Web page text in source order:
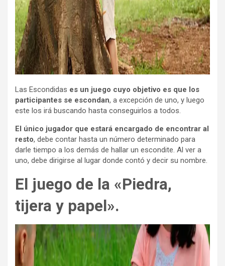
Las Escondidas es un juego cuyo objetivo es que los
participantes se escondan, a excepción de uno, y luego
este los irá buscando hasta conseguirlos a todos.
El único jugador que estará encargado de encontrar al
resto, debe contar hasta un número determinado para
darle tiempo a los demás de hallar un escondite. Al ver a
uno, debe dirigirse al lugar donde contó y decir su nombre.
El juego de la «Piedra,
tijera y papel».